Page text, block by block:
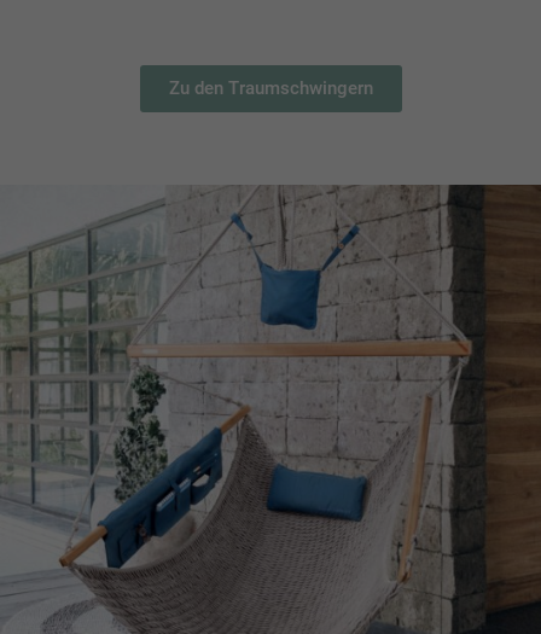
Zu den Traumschwingern